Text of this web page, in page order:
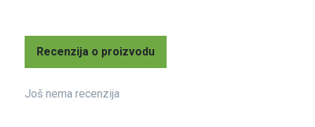
Recenzija o proizvodu
Još nema recenzija